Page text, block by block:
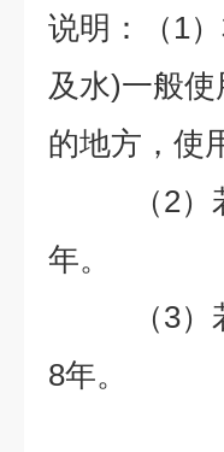
说明：（1
及水)一般
的地方，使
（2）若
年。
（3）若
8年。
（4）